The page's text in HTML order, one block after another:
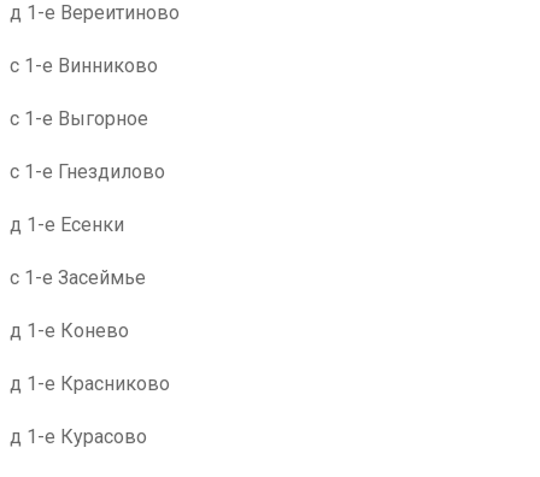
д 1-е Вереитиново
с 1-е Винниково
с 1-е Выгорное
с 1-е Гнездилово
д 1-е Есенки
с 1-е Засеймье
д 1-е Конево
д 1-е Красниково
д 1-е Курасово